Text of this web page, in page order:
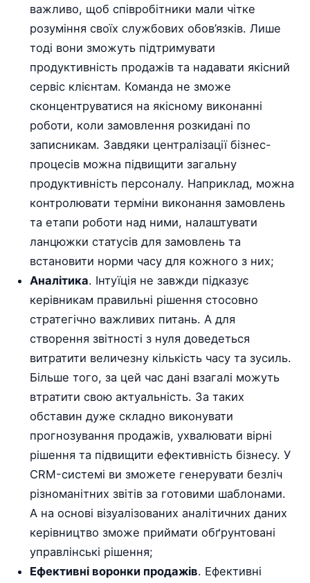
важливо, щоб співробітники мали чітке
розуміння своїх службових обов’язків. Лише
тоді вони зможуть підтримувати
продуктивність продажів та надавати якісний
сервіс клієнтам. Команда не зможе
сконцентруватися на якісному виконанні
роботи, коли замовлення розкидані по
записникам. Завдяки централізації бізнес-
процесів можна підвищити загальну
продуктивність персоналу. Наприклад, можна
контролювати терміни виконання замовлень
та етапи роботи над ними, налаштувати
ланцюжки статусів для замовлень та
встановити норми часу для кожного з них;
Аналітика. Інтуїція не завжди підказує
керівникам правильні рішення стосовно
стратегічно важливих питань. А для
створення звітності з нуля доведеться
витратити величезну кількість часу та зусиль.
Більше того, за цей час дані взагалі можуть
втратити свою актуальність. За таких
обставин дуже складно виконувати
прогнозування продажів, ухвалювати вірні
рішення та підвищити ефективність бізнесу. У
CRM-системі ви зможете генерувати безліч
різноманітних звітів за готовими шаблонами.
А на основі візуалізованих аналітичних даних
керівництво зможе приймати обґрунтовані
управлінські рішення;
Ефективні воронки продажів. Ефективні